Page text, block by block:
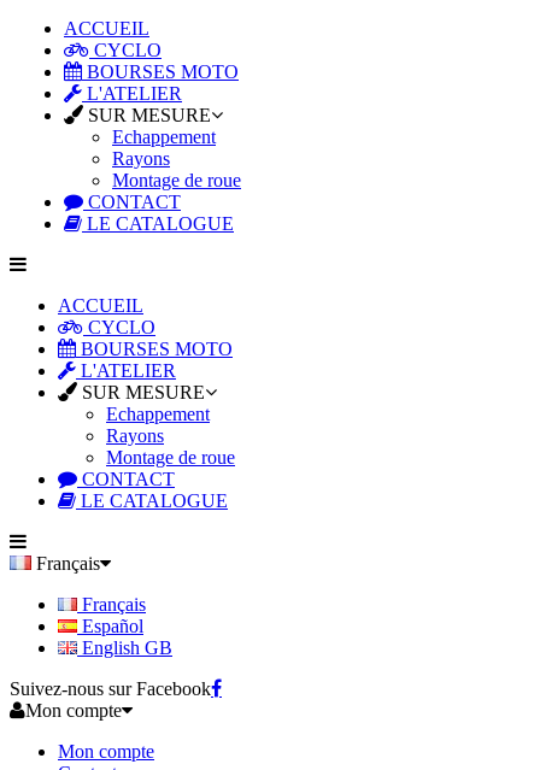
ACCUEIL
CYCLO
BOURSES MOTO
L'ATELIER
SUR MESURE
Echappement
Rayons
Montage de roue
CONTACT
LE CATALOGUE
ACCUEIL
CYCLO
BOURSES MOTO
L'ATELIER
SUR MESURE
Echappement
Rayons
Montage de roue
CONTACT
LE CATALOGUE
Français
Français
Español
English GB
Suivez-nous sur Facebook
Mon compte
Mon compte